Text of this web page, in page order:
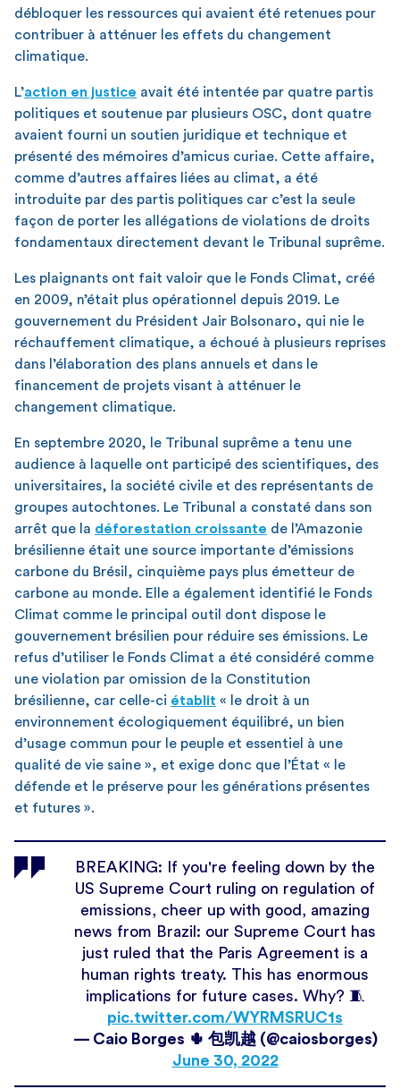
débloquer les ressources qui avaient été retenues pour
contribuer à atténuer les effets du changement
climatique.
L’action en justice avait été intentée par quatre partis
politiques et soutenue par plusieurs OSC, dont quatre
avaient fourni un soutien juridique et technique et
présenté des mémoires d’amicus curiae. Cette affaire,
comme d’autres affaires liées au climat, a été
introduite par des partis politiques car c’est la seule
façon de porter les allégations de violations de droits
fondamentaux directement devant le Tribunal suprême.
Les plaignants ont fait valoir que le Fonds Climat, créé
en 2009, n’était plus opérationnel depuis 2019. Le
gouvernement du Président Jair Bolsonaro, qui nie le
réchauffement climatique, a échoué à plusieurs reprises
dans l’élaboration des plans annuels et dans le
financement de projets visant à atténuer le
changement climatique.
En septembre 2020, le Tribunal suprême a tenu une
audience à laquelle ont participé des scientifiques, des
universitaires, la société civile et des représentants de
groupes autochtones. Le Tribunal a constaté dans son
arrêt que la déforestation croissante de l’Amazonie
brésilienne était une source importante d’émissions
carbone du Brésil, cinquième pays plus émetteur de
carbone au monde. Elle a également identifié le Fonds
Climat comme le principal outil dont dispose le
gouvernement brésilien pour réduire ses émissions. Le
refus d’utiliser le Fonds Climat a été considéré comme
une violation par omission de la Constitution
brésilienne, car celle-ci établit « le droit à un
environnement écologiquement équilibré, un bien
d’usage commun pour le peuple et essentiel à une
qualité de vie saine », et exige donc que l’État « le
défende et le préserve pour les générations présentes
et futures ».
BREAKING: If you're feeling down by the
US Supreme Court ruling on regulation of
emissions, cheer up with good, amazing
news from Brazil: our Supreme Court has
just ruled that the Paris Agreement is a
human rights treaty. This has enormous
implications for future cases. Why? 🧵
pic.twitter.com/WYRMSRUC1s
— Caio Borges 🌵 包凯越 (@caiosborges)
June 30, 2022